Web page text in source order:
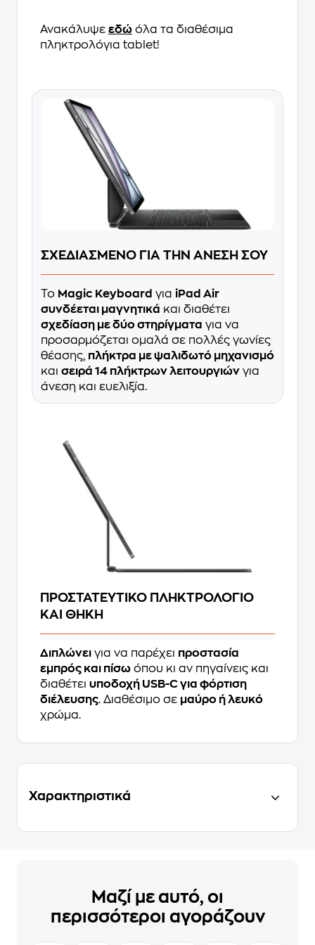
Ανακάλυψε εδώ όλα τα διαθέσιμα
πληκτρολόγια tablet!
ΣΧΕΔΙΑΣΜΕΝΟ ΓΙΑ ΤΗΝ ΑΝΕΣΗ ΣΟΥ
Το Magic Keyboard για iPad Air
συνδέεται μαγνητικά και διαθέτει
σχεδίαση με δύο στηρίγματα για να
προσαρμόζεται ομαλά σε πολλές γωνίες
θέασης, πλήκτρα με ψαλιδωτό μηχανισμό
και σειρά 14 πλήκτρων λειτουργιών για
άνεση και ευελιξία.
ΠΡΟΣΤΑΤΕΥΤΙΚΟ ΠΛΗΚΤΡΟΛΟΓΙΟ
ΚΑΙ ΘΗΚΗ
Διπλώνει για να παρέχει προστασία
εμπρός και πίσω όπου κι αν πηγαίνεις και
διαθέτει υποδοχή USB-C για φόρτιση
διέλευσης. Διαθέσιμο σε μαύρο ή λευκό
χρώμα.
Χαρακτηριστικά
Μαζί με αυτό, οι
περισσότεροι αγοράζουν